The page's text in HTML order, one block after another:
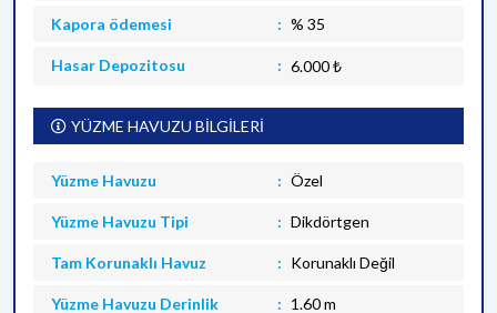
Kapora ödemesi % 35
Hasar Depozitosu 6.000 ₺
YÜZME HAVUZU BİLGİLERİ
Yüzme Havuzu Özel
Yüzme Havuzu Tipi Dikdörtgen
Tam Korunaklı Havuz Korunaklı Değil
Yüzme Havuzu Derinlik 1.60 m